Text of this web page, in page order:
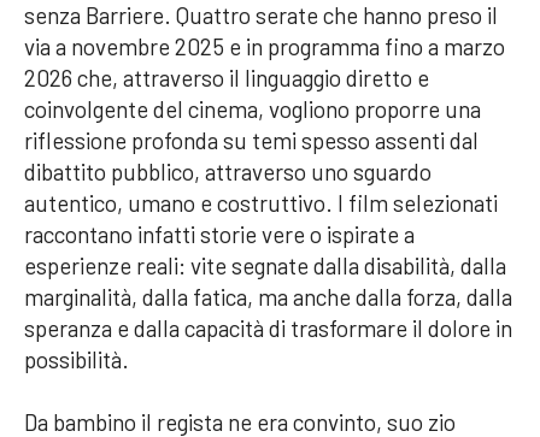
senza Barriere. Quattro serate che hanno preso il
via a novembre 2025 e in programma fino a marzo
2026 che, attraverso il linguaggio diretto e
coinvolgente del cinema, vogliono proporre una
riflessione profonda su temi spesso assenti dal
dibattito pubblico, attraverso uno sguardo
autentico, umano e costruttivo. I film selezionati
raccontano infatti storie vere o ispirate a
esperienze reali: vite segnate dalla disabilità, dalla
marginalità, dalla fatica, ma anche dalla forza, dalla
speranza e dalla capacità di trasformare il dolore in
possibilità.
Da bambino il regista ne era convinto, suo zio